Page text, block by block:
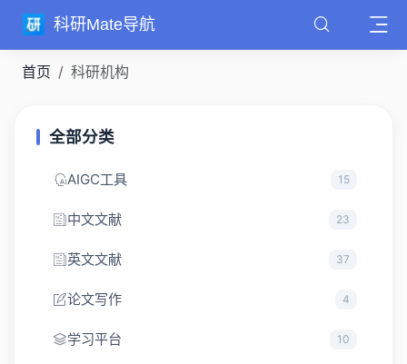
科研Mate导航
首页 科研机构
全部分类
AIGC工具 15
中文文献 23
英文文献 37
论文写作 4
学习平台 10